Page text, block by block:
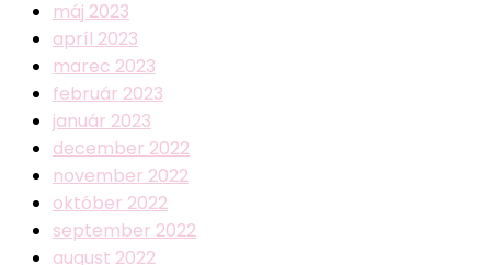
máj 2023
apríl 2023
marec 2023
február 2023
január 2023
december 2022
november 2022
október 2022
september 2022
august 2022